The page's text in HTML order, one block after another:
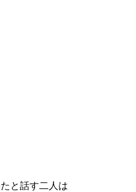
と話す二人は